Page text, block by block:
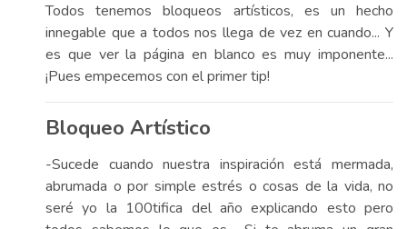
Todos tenemos bloqueos artísticos, es un hecho
innegable que a todos nos llega de vez en cuando... Y
es que ver la página en blanco es muy imponente...
¡Pues empecemos con el primer tip!
Bloqueo Artístico
-Sucede cuando nuestra inspiración está mermada,
abrumada o por simple estrés o cosas de la vida, no
seré yo la 100tifica del año explicando esto pero